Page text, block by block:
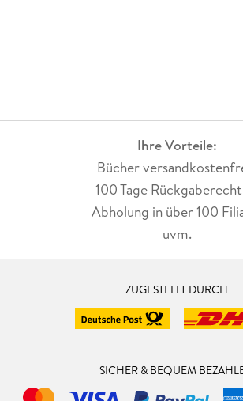
Ihre Vorteile:
Bücher
100 Tage
Abholung in über 100
uvm.
ZUGESTELLT DURCH
SICHER & BEQUEM